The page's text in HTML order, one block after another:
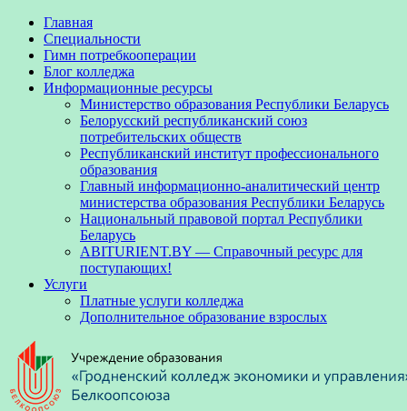
Главная
Специальности
Гимн потребкооперации
Блог колледжа
Информационные ресурсы
Министерство образования Республики Беларусь
Белорусский республиканский союз
потребительских обществ
Республиканский институт профессионального
образования
Главный информационно-аналитический центр
министерства образования Республики Беларусь
Национальный правовой портал Республики
Беларусь
ABITURIENT.BY — Справочный ресурс для
поступающих!
Услуги
Платные услуги колледжа
Дополнительное образование взрослых